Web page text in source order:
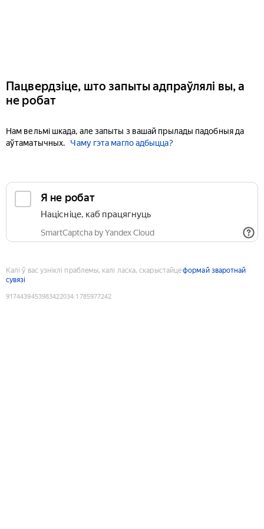
Пацвердзіце, што запыты адпраўлялі вы, а
не робат
Нам вельмі шкада, але запыты з вашай прылады падобныя да
аўтаматычных.
Чаму гэта магло адбыцца?
Я не робат
Націсніце, каб працягнуць
SmartCaptcha by Yandex Cloud
Калі ў вас узніклі праблемы, калі ласка, скарыстайцеформай зваротнай
сувязі
9174439453983422034:1785977242